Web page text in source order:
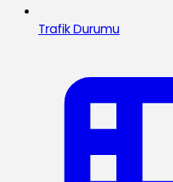
Trafik Durumu